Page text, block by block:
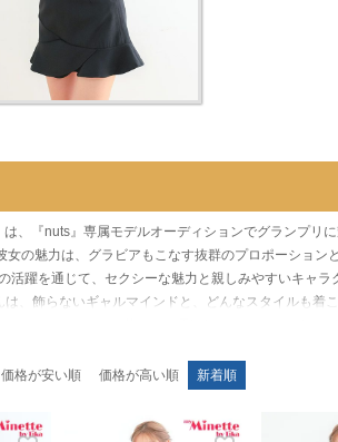
、『nuts』専属モデルオーディションでグランプリ
の魅力は、グラビアもこなす抜群のプロポーションと
活躍を通じて、セクシーな魅力と親しみやすいキャ
、飾らないギャルマインドと、どんなスタイルも着
彼女の着こなしを参考に、あなたも注目の的になる自
価格が安い順 価格が高い順 新着順